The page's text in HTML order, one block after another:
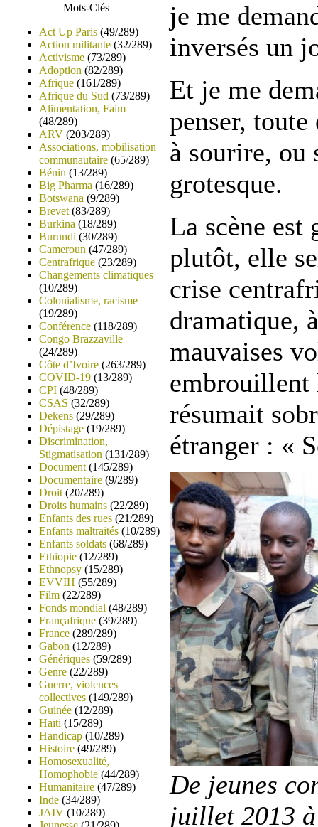
Mots-Clés
Act Up Paris (49/289)
Action militante (32/289)
Activisme (73/289)
Adoption (82/289)
Afrique (161/289)
Afrique du Sud (73/289)
Alimentation, Faim
(48/289)
ARV (203/289)
Associations, mobilisation
communautaire (65/289)
Bénin (13/289)
Big Pharma (16/289)
Botswana (9/289)
Brevet (83/289)
Burkina (18/289)
Burundi (30/289)
Cameroun (47/289)
Centrafrique (23/289)
Changements climatiques
(10/289)
Colonialisme, racisme
(19/289)
Conférence (118/289)
Congo Brazzaville
(24/289)
Côte d’Ivoire (263/289)
COVID-19 (13/289)
CPI (48/289)
CSAS (32/289)
Dekens (29/289)
Dépistage (19/289)
Discrimination,
Stigmatisation (131/289)
Document (145/289)
Documentaire (9/289)
Droit (20/289)
Droits humains (22/289)
Enfants des rues (21/289)
Enfants maltraités (10/289)
Enfants soldats (68/289)
Ethiopie (12/289)
Ethnopsy (15/289)
EVVIH (55/289)
Film (22/289)
Fonds mondial (48/289)
Françafrique (39/289)
France (289/289)
Gabon (12/289)
Génériques (59/289)
Genre (22/289)
Guerre, violences
collectives (149/289)
Guinée (12/289)
Haïti (15/289)
Handicap (10/289)
Histoire (49/289)
Homosexualité,
Homophobie (44/289)
Humanitaire (47/289)
Inde (34/289)
JAIV (10/289)
je me
inversés un
Et je me
penser,
à sourire, ou
grotesque.
La scène est
plutôt, elle
crise
dramatique,
mauvaises
résumait
étranger : «
De jeunes
juillet 2013